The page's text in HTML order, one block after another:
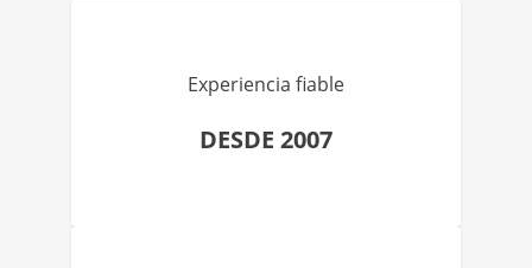
Experiencia fiable
DESDE 2007